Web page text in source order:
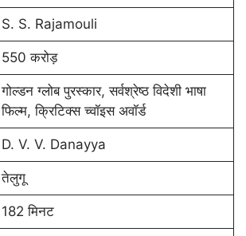
S. S. Rajamouli
550 करोड़
गोल्डन ग्लोब पुरस्कार, सर्वश्रेष्ठ विदेशी भाषा
फिल्म, क्रिटिक्स च्वॉइस अवॉर्ड
D. V. V. Danayya
तेलुगू
182 मिनट